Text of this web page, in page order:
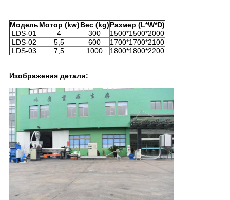
МодельМотор (kw)Вес (kg)Размер (L*W*D)
LDS-01
4 300
1500*1500*2000
LDS-02
5,5 600
1700*1700*2100
LDS-03
7,5 1000 1800*1800*2200
Изображения детали: